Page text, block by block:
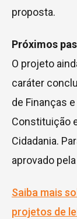
proposta.
Próximos
O projeto
caráter
de Finanças
Constituição
Cidadania.
aprovado
Saiba mais
projetos de